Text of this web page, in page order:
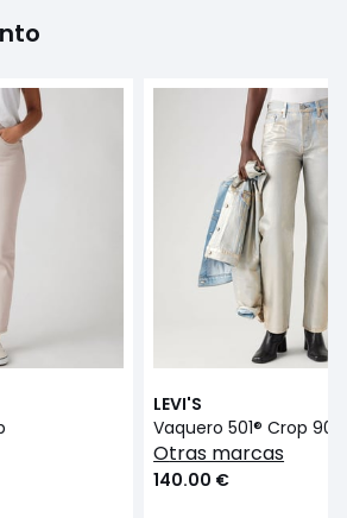
LEVI'S
Vaquero 501® Crop
otras marcas
140.00 €